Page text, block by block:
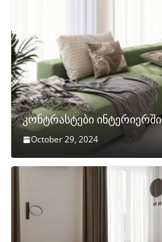
კონტრასტები ინტერიერში
October 29, 2024